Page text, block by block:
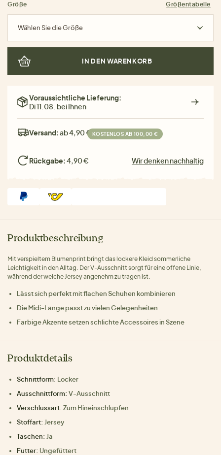
Größe Größentabelle
Wählen Sie die Größe
IN DEN WARENKORB
Voraussichtliche Lieferung:
Di 11.08. bei Ihnen
Versand:ab 4,90 € KOSTENLOS AB 100,00 €
Rückgabe:4,90 € Wir denken nachhaltig
Produktbeschreibung
Mit verspieltem Blumenprint bringt das lockere Kleid sommerliche
Leichtigkeit in den Alltag. Der V-Ausschnitt sorgt für eine offene Linie,
während der weiche Jersey angenehm zu tragen ist.
Lässt sich perfekt mit flachen Schuhen kombinieren
Die Midi-Länge passt zu vielen Gelegenheiten
Farbige Akzente setzen schlichte Accessoires in Szene
Produktdetails
Schnittform: Locker
Ausschnittform: V-Ausschnitt
Verschlussart: Zum Hineinschlüpfen
Stoffart: Jersey
Taschen: Ja
Futter: Ungefüttert